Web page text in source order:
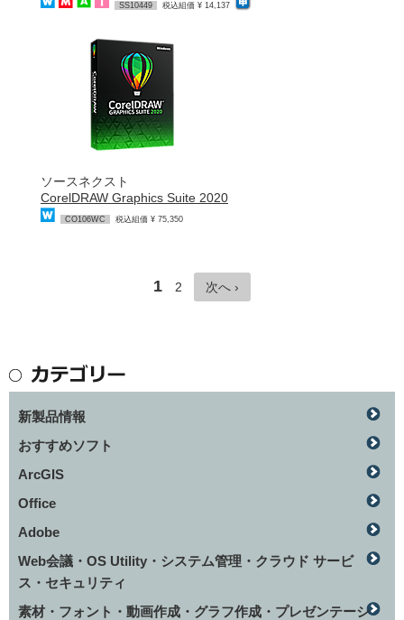
SS10449 税込組価 ¥ 14,137
ソースネクスト
CorelDRAW Graphics Suite 2020
CO106WC 税込組価 ¥ 75,350
1 2 次へ ›
新製品情報
おすすめソフト
ArcGIS
Office
Adobe
Web会議・OS Utility・システム管理・クラウド サービ
ス・セキュリティ
素材・フォント・動画作成・グラフ作成・プレゼンテーシ